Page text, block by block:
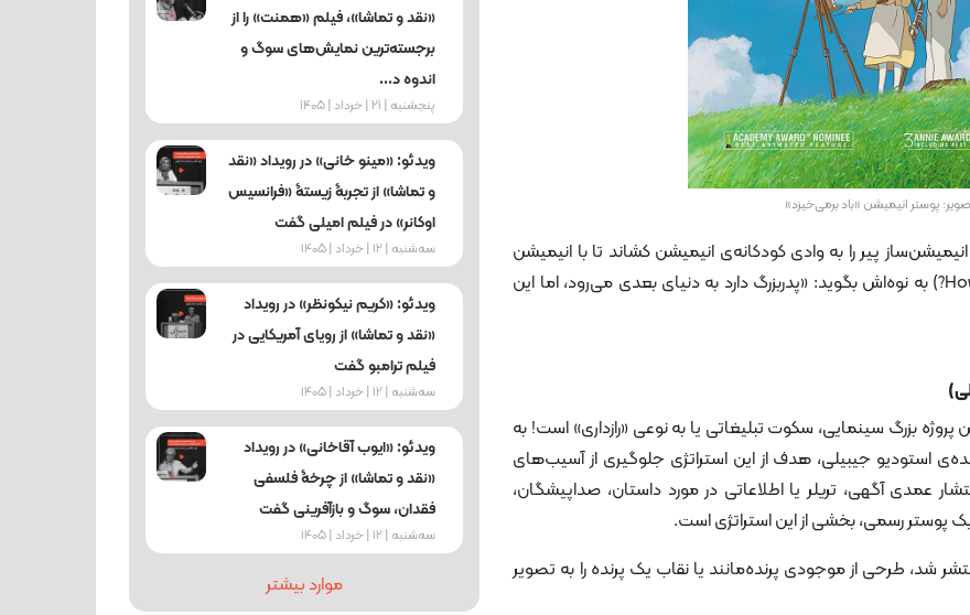
پوستر انیمیشن «باد برمی‌خیزد»
پیر را به وادی کودکانه‌ی انیمیشن کشاند تا با انیمیشن
«چطور زندگی می‌کنی؟ (How Do You Live?) به نوه‌اش بگوید: «پدربزرگ دارد به دنیای بعدی می‌رود، اما این
پروژه بزرگ سینمایی، سکوت تبلیغاتی یا به نوعی «رازداری» است! به
استودیو جیبیلی، هدف از این استراتژی جلوگیری از آسیب‌های
عمدی آگهی، تریلر یا اطلاعاتی در مورد داستان، صداپیشگان،
پوستر رسمی، بخشی از این استراتژی است.
معمایی که در دسامبر 2022 منتشر شد، طرحی از موجودی پرنده‌مانند یا نقاب یک پرنده را به تصویر
«نقد و تماشا»، فیلم «همنت» را از
برجسته‌ترین نمایش‌های سوگ و
اندوه د...
پنجشنبه | 21 | خرداد | 1405
ویدئو: «مینو خانی» در رویداد «نقد
و تماشا» از تجربۀ زیستۀ «فرانسیس
اوکانر» در فیلم امیلی گفت
ﺳﻪشنبه | 12 | خرداد | 1405
ویدئو: «کریم نیکونظر» در رویداد
«نقد و تماشا» از رویای آمریکایی در
فیلم ترامبو گفت
ﺳﻪشنبه | 12 | خرداد | 1405
ویدئو: «ایوب آقاخانی» در رویداد
«نقد و تماشا» از چرخۀ فلسفی
فقدان، سوگ و بازآفرینی گفت
ﺳﻪشنبه | 12 | خرداد | 1405
موارد بیشتر